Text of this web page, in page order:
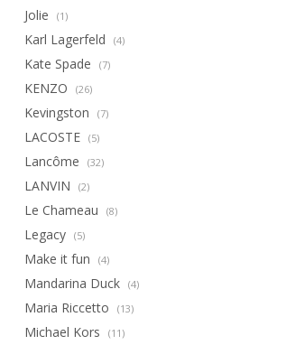
Jolie (1)
Karl Lagerfeld (4)
Kate Spade (7)
KENZO (26)
Kevingston (7)
LACOSTE (5)
Lancôme (32)
LANVIN (2)
Le Chameau (8)
Legacy (5)
Make it fun (4)
Mandarina Duck (4)
Maria Riccetto (13)
Michael Kors (11)